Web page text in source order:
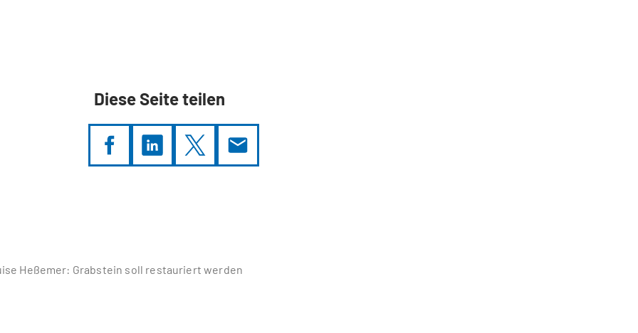
Diese Seite teilen
Heßemer: Grabstein soll restauriert werden